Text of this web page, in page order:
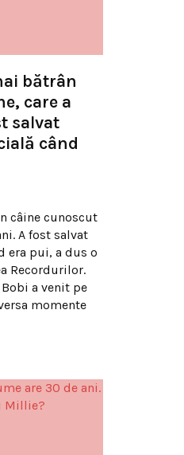
bătrân
care a
salvat
când
câine cunoscut
A fost salvat
era pui, a dus o
Recordurilor.
a venit pe
momente